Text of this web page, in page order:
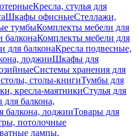
Кресла, стулья для
Шкафы офисныеСтеллажи,
тумбыКомплекты мебели для
балконаКомплекты мебели для
для балконаКресла подвесные,
лоджииШкафы для
Системы хранения для
столы-книгиТумбы для
кресла-маятникиСтулья для
балкона,
балкона, лоджииТовары для
потолочные
лампы,